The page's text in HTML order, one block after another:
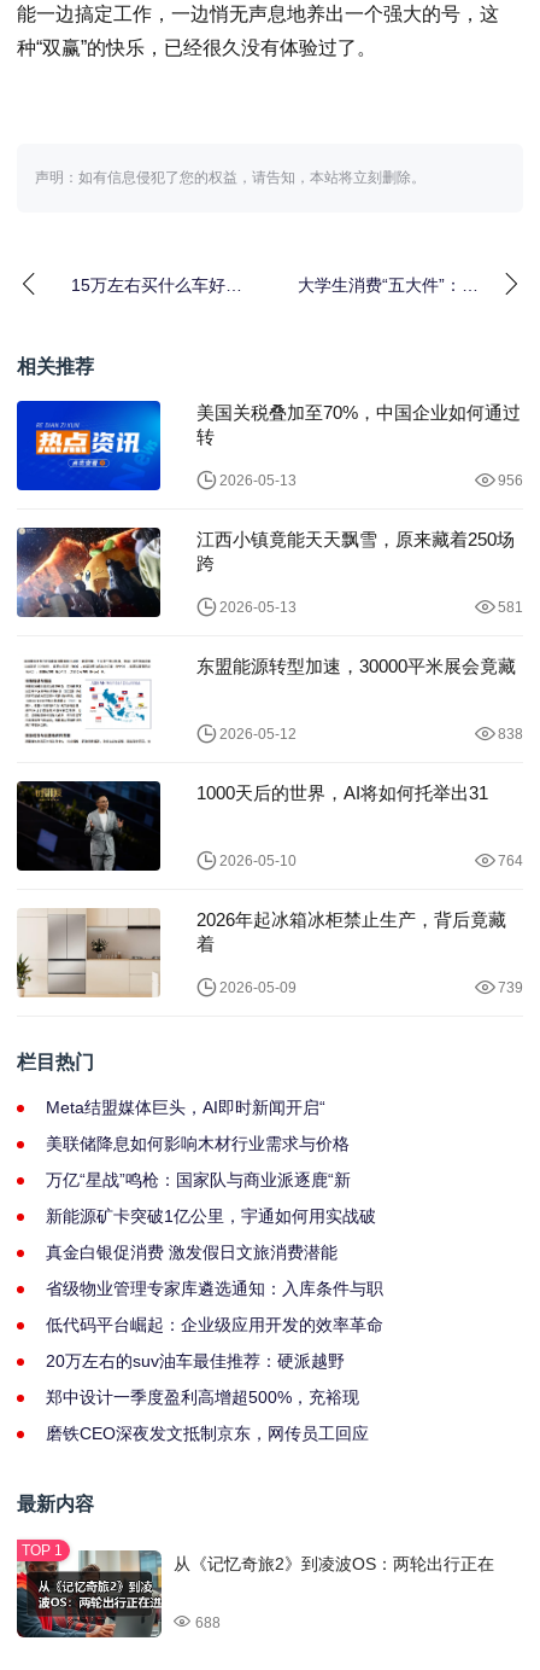
能一边搞定工作，一边悄无声息地养出一个强大的号，这
种“双赢”的快乐，已经很久没有体验过了。
声明：如有信息侵犯了您的权益，请告知，本站将立刻删除。
15万左右买什么车好最
大学生消费“五大件”：笔
相关推荐
美国关税叠加至70%，中国企业如何通过
转
2026-05-13 956
江西小镇竟能天天飘雪，原来藏着250场
跨
2026-05-13 581
东盟能源转型加速，30000平米展会竟藏
2026-05-12 838
1000天后的世界，AI将如何托举出31
2026-05-10 764
2026年起冰箱冰柜禁止生产，背后竟藏
着
2026-05-09 739
栏目热门
Meta结盟媒体巨头，AI即时新闻开启“
美联储降息如何影响木材行业需求与价格
万亿“星战”鸣枪：国家队与商业派逐鹿“新
新能源矿卡突破1亿公里，宇通如何用实战破
真金白银促消费 激发假日文旅消费潜能
省级物业管理专家库遴选通知：入库条件与职
低代码平台崛起：企业级应用开发的效率革命
20万左右的suv油车最佳推荐：硬派越野
郑中设计一季度盈利高增超500%，充裕现
磨铁CEO深夜发文抵制京东，网传员工回应
最新内容
从《记忆奇旅2》到凌波OS：两轮出行正在
688